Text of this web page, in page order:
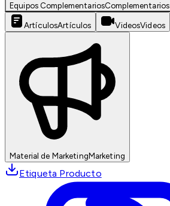
Equipos ComplementariosComplementarios
ArtículosArtículos VideosVideos
Material de MarketingMarketing
Etiqueta Producto